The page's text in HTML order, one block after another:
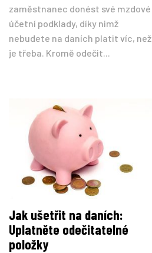
zaměstnanec donést své mzdové
účetní podklady, díky nimž
nebudete na daních platit víc, než
je třeba. Kromě odečit...
Jak ušetřit na daních:
Uplatněte odečitatelné
položky